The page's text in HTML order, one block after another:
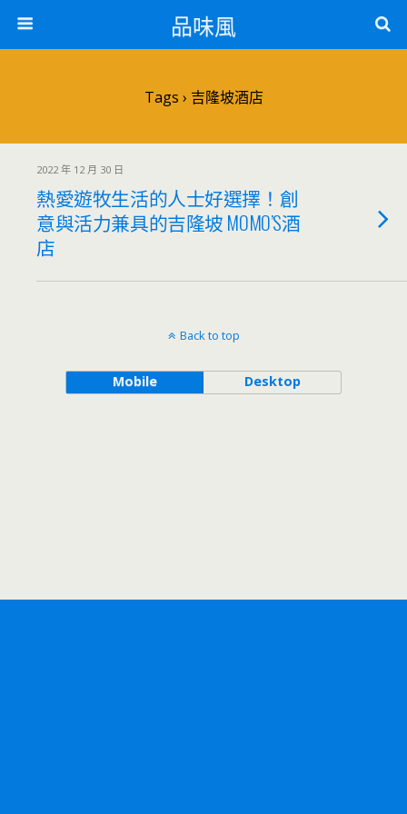
品味風
Tags › 吉隆坡酒店
2022 年 12 月 30 日
熱愛遊牧生活的人士好選擇！創
意與活力兼具的吉隆坡 MOMO’S酒
店
Back to top
Mobile Desktop